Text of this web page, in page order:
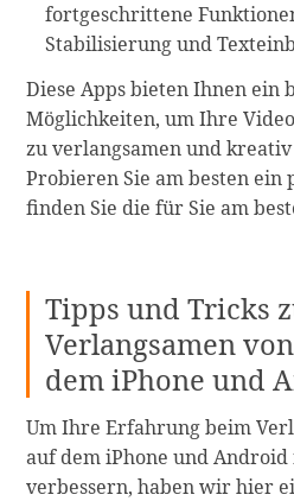
fortgeschrittene
Stabilisierung und
Diese Apps bieten Ihnen ein
Möglichkeiten, um Ihre
zu verlangsamen und
Probieren Sie am besten ein
finden Sie die für Sie am
Tipps und Tricks
Verlangsamen
dem iPhone und
Um Ihre Erfahrung beim
auf dem iPhone und
verbessern, haben wir hier